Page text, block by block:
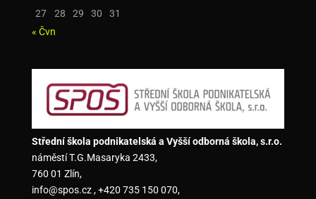
27
28 29 30
31
« Čvn
Střední škola podnikatelská a Vyšší odborná škola, s.r.o.
náměstí T.G.Masaryka 2433,
760 01 Zlín,
info@spos.cz , +420 735 150 070,